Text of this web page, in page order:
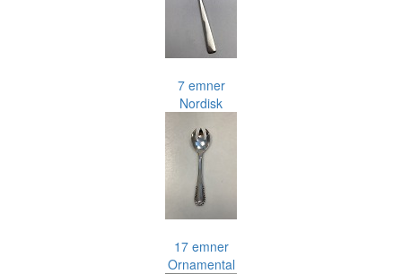
7 emner
Nordisk
17 emner
Ornamental